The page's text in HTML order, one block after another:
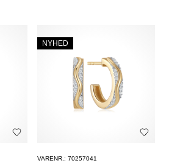
NYHED
VARENR.: 70257041